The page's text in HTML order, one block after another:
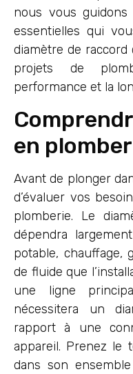
nous vous
essentielles qui
diamètre de
projets de
performance et la
en
Avant de plonger
d’évaluer vos
plomberie. Le
dépendra
potable, chauffage,
de fluide que
une ligne
nécessitera un
rapport à une
appareil. Prenez le
dans son